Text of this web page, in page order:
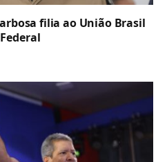
filia ao União Brasil